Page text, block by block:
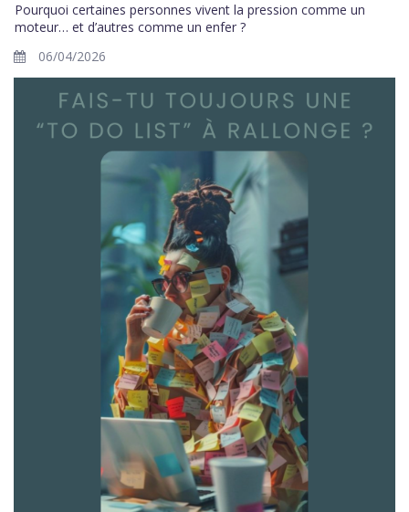
Pourquoi certaines personnes vivent la pression comme un
moteur… et d’autres comme un enfer ?
06/04/2026